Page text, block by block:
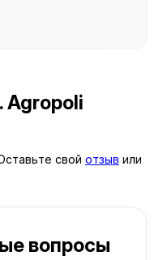
Agropoli
свой отзыв или
вопросы